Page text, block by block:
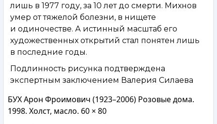
лишь в 1977 году, за 10 лет до смерти. Михнов
умер от тяжелой болезни, в нищете
и одиночестве. А истинный масштаб его
художественных открытий стал понятен лишь
в последние годы.
Подлинность рисунка подтверждена
экспертным заключением Валерия Силаева
БУХ Арон Фроимович (1923–2006) Розовые дома.
1998. Холст, масло. 60 × 80